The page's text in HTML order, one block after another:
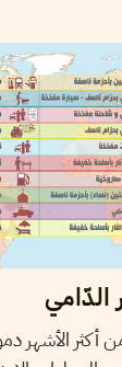
اعتبار مارس 2016 من